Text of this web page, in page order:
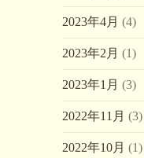
2023年4月 (4)
2023年2月 (1)
2023年1月 (3)
2022年11月 (3)
2022年10月 (1)